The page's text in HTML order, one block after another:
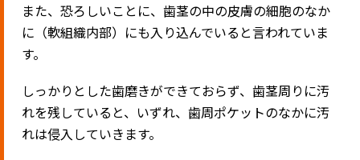
また、恐ろしいことに、歯茎の中の皮膚の細胞のなか
に（軟組織内部）にも入り込んでいると言われていま
す。
しっかりとした歯磨きができておらず、歯茎周りに汚
れを残していると、いずれ、歯周ポケットのなかに汚
れは侵入していきます。